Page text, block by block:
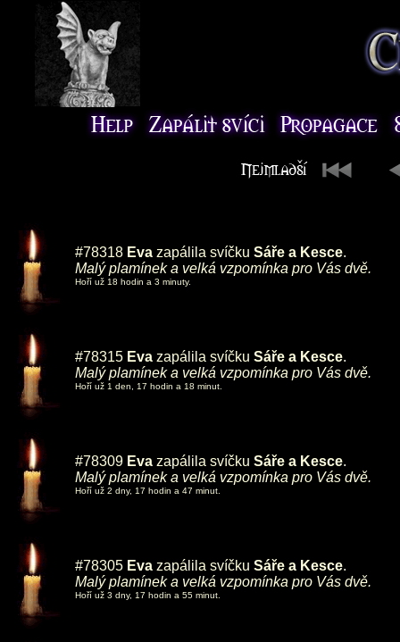
#78318 Eva zapálila svíčku Sáře a Kesce.
Malý plamínek a velká vzpomínka pro Vás dvě.
Hoří už 18 hodin a 3 minuty.
#78315 Eva zapálila svíčku Sáře a Kesce.
Malý plamínek a velká vzpomínka pro Vás dvě.
Hoří už 1 den, 17 hodin a 18 minut.
#78309 Eva zapálila svíčku Sáře a Kesce.
Malý plamínek a velká vzpomínka pro Vás dvě.
Hoří už 2 dny, 17 hodin a 47 minut.
#78305 Eva zapálila svíčku Sáře a Kesce.
Malý plamínek a velká vzpomínka pro Vás dvě.
Hoří už 3 dny, 17 hodin a 55 minut.